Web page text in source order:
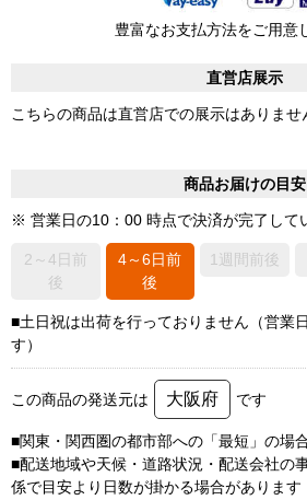
豊富なお支払方法をご用意
直営店展示
こちらの商品は直営店での展示はありませ
商品お届けの目安
※ 営業日の10：00 時点で決済が完了して
2～4日前
後
4～6日前
後
1週間前後
■土日祝は出荷を行っておりません（営業
す）
この商品の発送元は 大阪府 です
■関東・関西圏の都市部への「最短」の場
■配送地域や天候・道路状況・配送会社の
係で目安より日数が掛かる場合があります